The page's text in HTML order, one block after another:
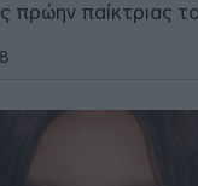
παίκτριας